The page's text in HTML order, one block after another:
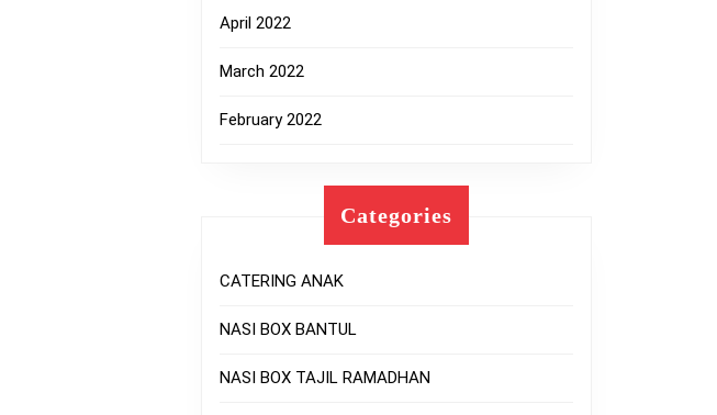
April 2022
March 2022
February 2022
Categories
CATERING ANAK
NASI BOX BANTUL
NASI BOX TAJIL RAMADHAN